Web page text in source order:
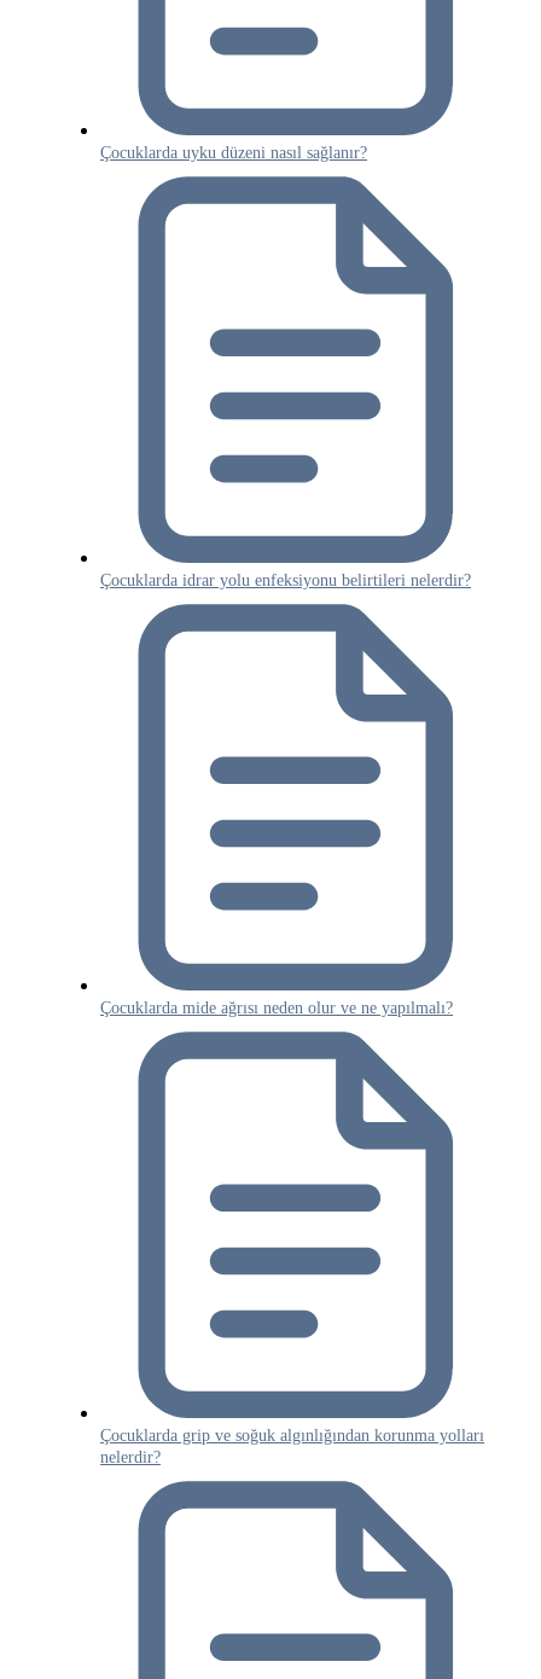
Çocuklarda uyku düzeni nasıl sağlanır?
Çocuklarda idrar yolu enfeksiyonu belirtileri nelerdir?
Çocuklarda mide ağrısı neden olur ve ne yapılmalı?
Çocuklarda grip ve soğuk algınlığından korunma yolları
nelerdir?